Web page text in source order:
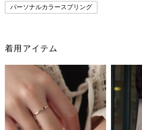
パーソナルカラースプリング
着用アイテム